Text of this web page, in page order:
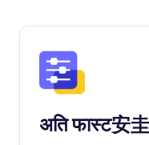
अति फास्ट安